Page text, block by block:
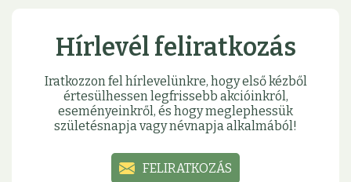
Hírlevél feliratkozás
Iratkozzon fel hírlevelünkre, hogy első kézből
értesülhessen legfrissebb akcióinkról,
eseményeinkről, és hogy meglephessük
születésnapja vagy névnapja alkalmából!
FELIRATKOZÁS